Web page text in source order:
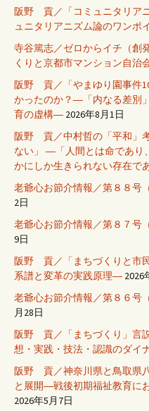
阪野 貢／「コミュニタリア
ュニタリアニズム論のワンポ
寺谷篤志／ゼロからイチ（
くりと京都市マンション自治
阪野 貢／「やまゆり園事件
かったのか？―「内なる差別
育の虚構― 2026年8月1日
阪野 貢／中村哲の「平和」
ない」 ―「人間とは命であり
かにしか生きられない存在で
老爺心お節介情報／第８８号
2日
老爺心お節介情報／第８７号
9日
阪野 貢／「まちづくりと市
系譜と変革の実践原理― 2026
老爺心お節介情報／第８６号
月28日
阪野 貢／「まちづくり」言
想・実践・技法・認識のダイ
阪野 貢／神奈川県と鳥取県
と展開―戦後初期福祉教育に
2026年5月7日